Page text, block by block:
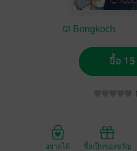
Bongkoch
ซื้อ
อยากได้ ซื้อเป็นของขวัญ